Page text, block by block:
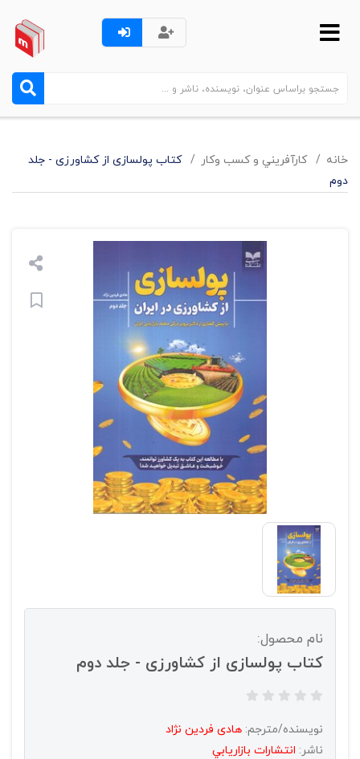
خانه کارآفريني و کسب وکار
کتاب پولسازی از کشاورزی - جلد
دوم
نام محصول:
کتاب پولسازی از کشاورزی - جلد دوم
نویسنده/مترجم: هادی فردین نژاد
ناشر: انتشارات بازاريابي